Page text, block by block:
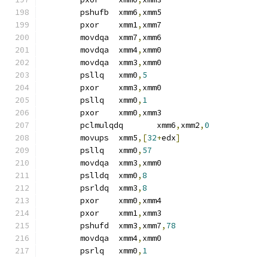
	pshufb	xmm6
, xmm5
	pxor	xmm1
, xmm7
	movdqa	xmm7
, xmm6
	movdqa	xmm4
, xmm0
	movdqa	xmm3
, xmm0
	psllq	xmm0
, 5
	pxor	xmm3
, xmm0
	psllq	xmm0
, 1
	pxor	xmm0
, xmm3
	pclmulqdq	xmm6
, xmm2,0
	movups	xmm5
,[32+edx]
	psllq	xmm0
, 57
	movdqa	xmm3
, xmm0
	pslldq	xmm0
,8
	psrldq	xmm3
,8
	pxor	xmm0
, xmm4
	pxor	xmm1
, xmm3
	pshufd	xmm3
, xmm7, 78
	movdqa	xmm4
, xmm0
	psrlq	xmm0
, 1